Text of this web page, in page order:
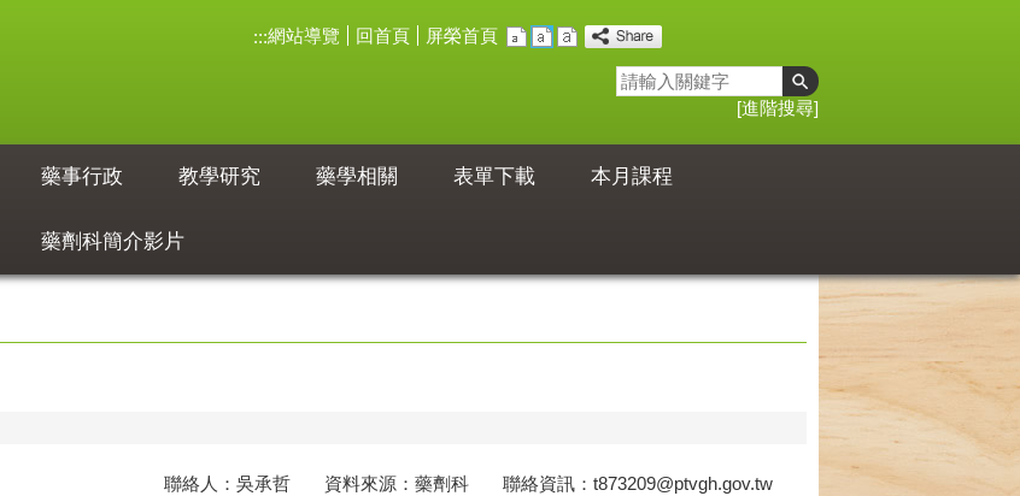
:::網站導覽 回首頁 屏榮首頁
進階搜尋
藥事行政 教學研究 藥學相關 表單下載 本月課程
藥劑科簡介影片
聯絡人：吳承哲 資料來源：藥劑科 聯絡資訊：t873209@ptvgh.gov.tw